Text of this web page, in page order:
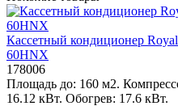
Кассетный кондиционер
60HNX
178006
Площадь до: 160 м2.
16.12 кВт. Обогрев: 17.6 кВт.